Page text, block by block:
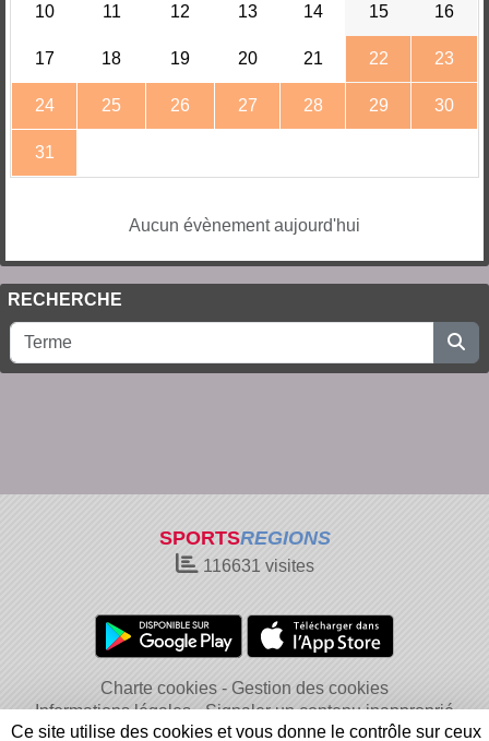
10 11 12 13 14 15 16
17 18 19 20 21 22 23
24 25 26 27 28 29 30
31
Aucun évènement aujourd'hui
RECHERCHE
SPORTSREGIONS
116631 visites
Charte cookies
Gestion des cookies
Informations légales
Signaler un contenu inapproprié
Ce site utilise des cookies et vous donne le contrôle sur ceux